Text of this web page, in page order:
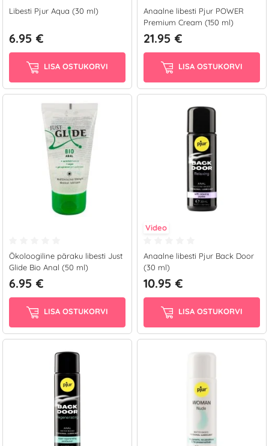
Libesti Pjur Aqua (30 ml)
6.95 €
LISA OSTUKORVI
Anaalne libesti Pjur POWER
Premium Cream (150 ml)
21.95 €
LISA OSTUKORVI
Ökoloogiline päraku libesti Just
Glide Bio Anal (50 ml)
6.95 €
LISA OSTUKORVI
Video
Anaalne libesti Pjur Back Door
(30 ml)
10.95 €
LISA OSTUKORVI